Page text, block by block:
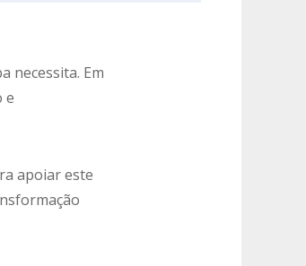
necessita. Em
e
apoiar este